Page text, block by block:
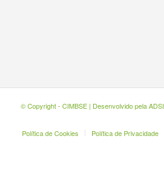
© Copyright - CIMBSE | Desenvolvido pelaADSI
Política de Cookies Política de Privacidade